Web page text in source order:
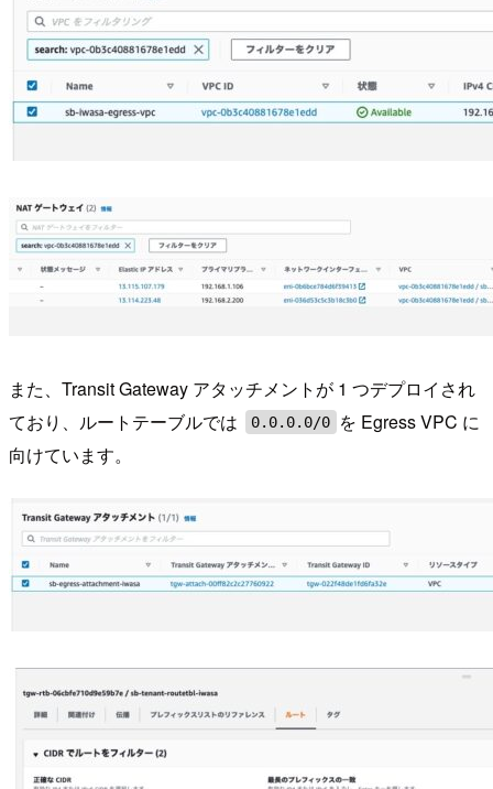
また、Transit Gateway アタッチメントが 1 つデプロイされ
ており、ルートテーブルでは
0.0.0.0/0
を Egress VPC に
向けています。